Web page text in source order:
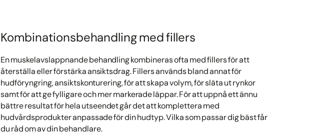
Kombinationsbehandling med fillers
En muskelavslappnande behandling kombineras ofta med fillers för att
återställa eller förstärka ansiktsdrag. Fillers används bland annat för
hudföryngring, ansiktskonturering, för att skapa volym, för släta ut rynkor
samt för att ge fylligare och mer markerade läppar. För att uppnå ett ännu
bättre resultat för hela utseendet går det att komplettera med
hudvårdsprodukter anpassade för din hudtyp. Vilka som passar dig bäst får
du råd om av din behandlare.